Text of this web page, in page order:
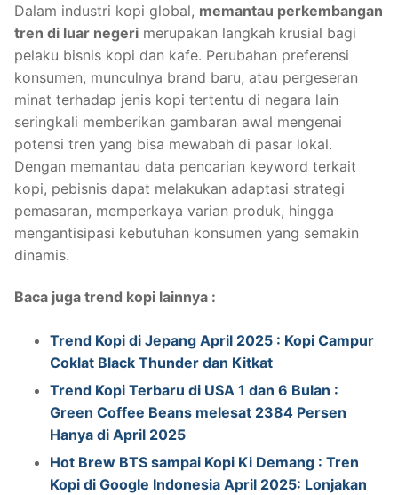
Dalam industri kopi global, memantau perkembangan
tren di luar negeri merupakan langkah krusial bagi
pelaku bisnis kopi dan kafe. Perubahan preferensi
konsumen, munculnya brand baru, atau pergeseran
minat terhadap jenis kopi tertentu di negara lain
seringkali memberikan gambaran awal mengenai
potensi tren yang bisa mewabah di pasar lokal.
Dengan memantau data pencarian keyword terkait
kopi, pebisnis dapat melakukan adaptasi strategi
pemasaran, memperkaya varian produk, hingga
mengantisipasi kebutuhan konsumen yang semakin
dinamis.
Baca juga trend kopi lainnya :
Trend Kopi di Jepang April 2025 : Kopi Campur
Coklat Black Thunder dan Kitkat
Trend Kopi Terbaru di USA 1 dan 6 Bulan :
Green Coffee Beans melesat 2384 Persen
Hanya di April 2025
Hot Brew BTS sampai Kopi Ki Demang : Tren
Kopi di Google Indonesia April 2025: Lonjakan